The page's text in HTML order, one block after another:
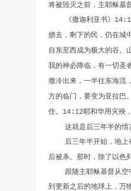
将被毁灭之前，主耶稣基
《撒迦利亚书》 14:1
掳去，剩下的民，仍在城
自东至西成为极大的谷。
我的神必降临，有一切圣
撒冷出来，一半往东海流
方的临门，要变为亚拉巴
住。 14:12耶和华用灾殃
这就是后三年半的情
后三年半开始，地
后被杀。那时，除了以色
跟随主耶稣基督从
到更新之后的地球上，万